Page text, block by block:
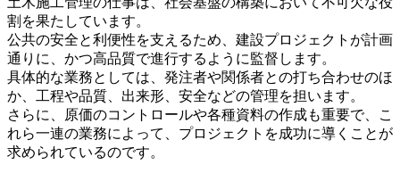
割を果たしています。
公共の安全と利便性を支えるため、建設プロジェクトが計画
通りに、かつ高品質で進行するように監督します。
具体的な業務としては、発注者や関係者との打ち合わせのほ
か、工程や品質、出来形、安全などの管理を担います。
さらに、原価のコントロールや各種資料の作成も重要で、こ
れら一連の業務によって、プロジェクトを成功に導くことが
求められているのです。